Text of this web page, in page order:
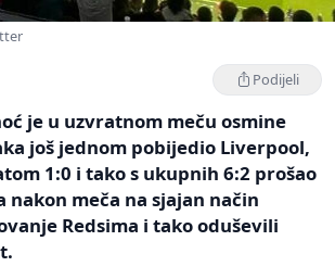
Podijeli
je u uzvratnom meču osmine
još jednom pobijedio Liverpool,
1:0 i tako s ukupnih 6:2 prošao
meča na sjajan način
Redsima i tako oduševili